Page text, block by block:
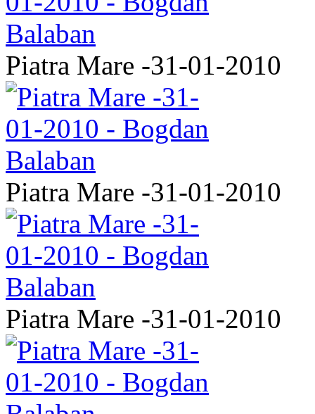
Piatra Mare -31-01-2010
Piatra Mare -31-01-2010
Piatra Mare -31-01-2010